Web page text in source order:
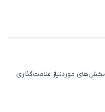
بخش‌های موردنیاز علامت‌گذاری